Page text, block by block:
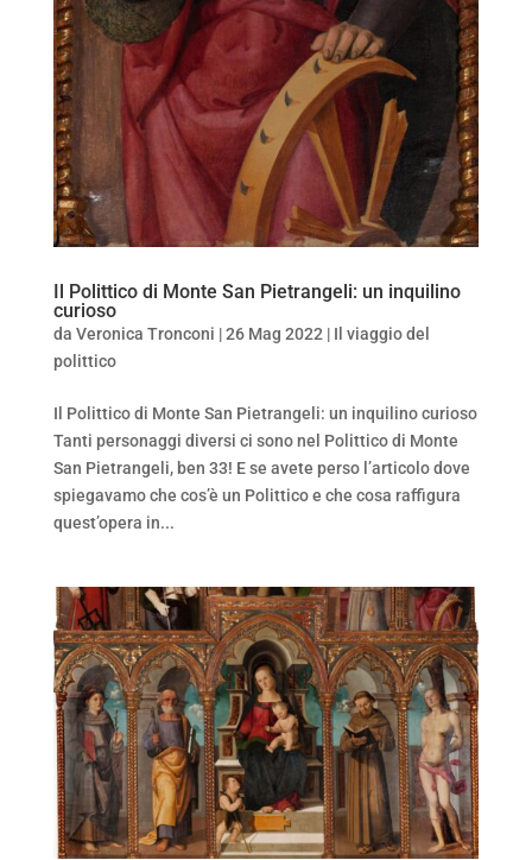
Il Polittico di Monte San Pietrangeli: un inquilino
curioso
da Veronica Tronconi |26 Mag 2022 | Il viaggio del
polittico
Il Polittico di Monte San Pietrangeli: un inquilino curioso
Tanti personaggi diversi ci sono nel Polittico di Monte
San Pietrangeli, ben 33! E se avete perso l’articolo dove
spiegavamo che cos’è un Polittico e che cosa raffigura
quest’opera in...